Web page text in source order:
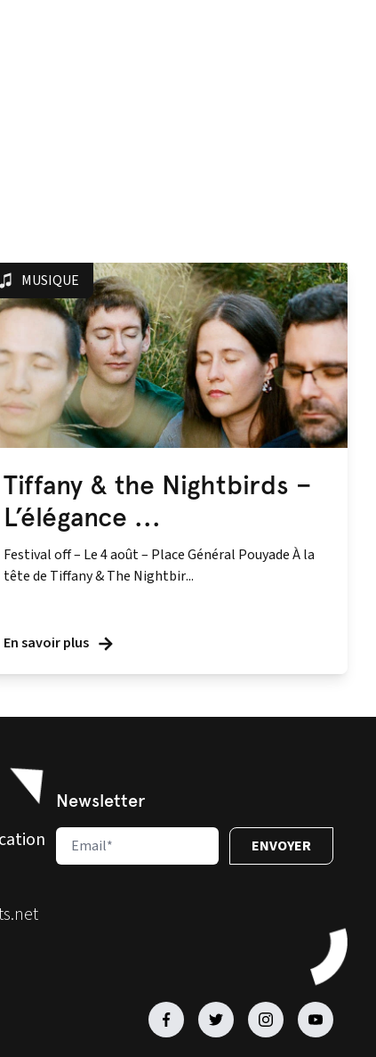
MUSIQUE
Tiffany & the Nightbirds –
L’élégance ...
Festival off – Le 4 août – Place Général Pouyade À la
tête de Tiffany & The Nightbir...
En savoir plus
Newsletter
FacebookFacebookFacebookFacebook